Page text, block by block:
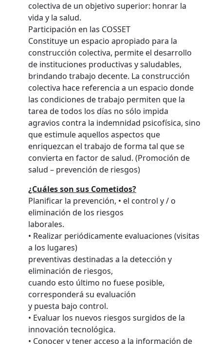
colectiva de un objetivo superior: honrar la
vida y la salud.
Participación en las COSSET
Constituye un espacio apropiado para la
construcción colectiva, permite el desarrollo
de instituciones productivas y saludables,
brindando trabajo decente. La construcción
colectiva hace referencia a un espacio donde
las condiciones de trabajo permiten que la
tarea de todos los días no sólo impida
agravios contra la indemnidad psicofísica, sino
que estimule aquellos aspectos que
enriquezcan el trabajo de forma tal que se
convierta en factor de salud. (Promoción de
salud – prevención de riesgos)
¿Cuáles son sus Cometidos?
Planificar la prevención, • el control y / o
eliminación de los riesgos
laborales.
• Realizar periódicamente evaluaciones (visitas
a los lugares)
preventivas destinadas a la detección y
eliminación de riesgos,
cuando esto último no fuese posible,
corresponderá su evaluación
y puesta bajo control.
• Evaluar los nuevos riesgos surgidos de la
innovación tecnológica.
• Conocer y tener acceso a la información de